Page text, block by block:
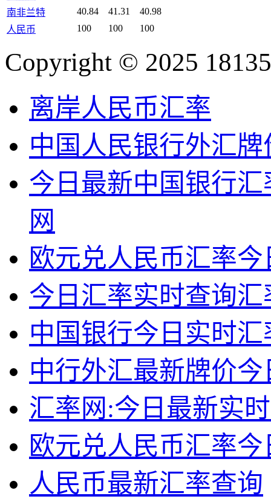
南非兰特
40.84 41.31
40.98
人民币
100 100 100
Copyright © 2025
离岸人民币汇率
中国人民银行外汇牌
今日最新中国银行
网
欧元兑人民币汇率今
今日汇率实时查询汇
中国银行今日实时汇
中行外汇最新牌价今
汇率网:今日最新实
欧元兑人民币汇率今
人民币最新汇率查询